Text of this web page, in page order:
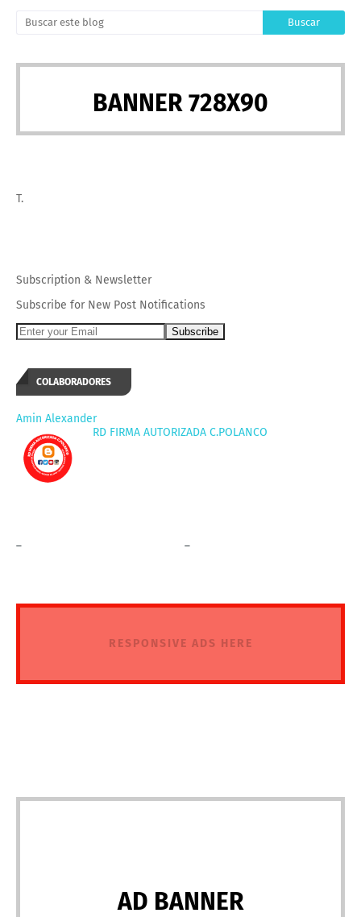
BANNER 728X90
T.
Subscription & Newsletter
Subscribe for New Post Notifications
COLABORADORES
Amin Alexander
RD FIRMA AUTORIZADA C.POLANCO
RESPONSIVE ADS HERE
AD BANNER